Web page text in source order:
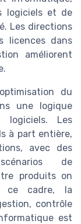
logiciels et de
Les directions
licences dans
améliorent
du
une logique
logiciels. Les
à part entière,
avec des
de
produits on
ce cadre, la
contrôle
est